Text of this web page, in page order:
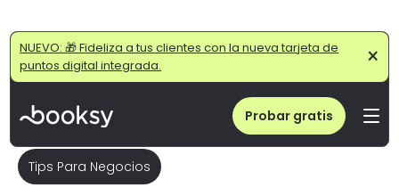
NUEVO: 🎁 Fideliza a tus clientes con la nueva tarjeta de
puntos digital integrada.
×
Probar gratis
Home/Blog/ Por qué la innovación es clave para tu negocio
Tips Para Negocios